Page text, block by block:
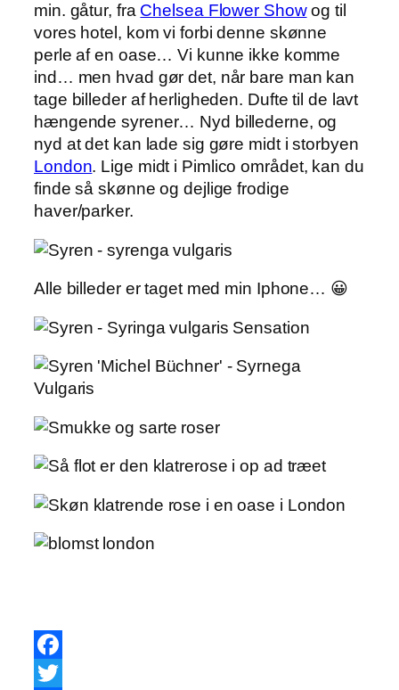
min. gåtur, fra Chelsea Flower Showog til
vores hotel, kom vi forbi denne skønne
perle af en oase… Vi kunne ikke komme
ind… men hvad gør det, når bare man kan
tage billeder af herligheden. Dufte til de lavt
hængende syrener… Nyd billederne, og
nyd at det kan lade sig gøre midt i storbyen
London. Lige midt i Pimlico området, kan du
finde så skønne og dejlige frodige
haver/parker.
Alle billeder er taget med min Iphone… 😀
Facebook